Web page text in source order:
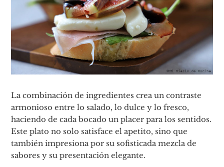
La combinación de ingredientes crea un contraste
armonioso entre lo salado, lo dulce y lo fresco,
haciendo de cada bocado un placer para los sentidos.
Este plato no solo satisface el apetito, sino que
también impresiona por su sofisticada mezcla de
sabores y su presentación elegante.